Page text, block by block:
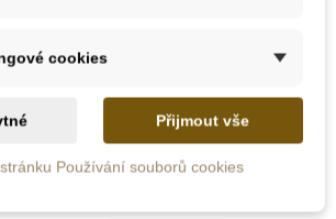
4 699 Kč
Přidat do košíku
cookies
Přijmout vše
Používání souborů cookies